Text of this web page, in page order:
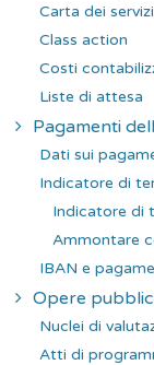
Carta dei
Class action
Costi
Liste di attesa
Pagamenti
Dati sui
Indicatore di
Indicatore di
Ammontare
IBAN e
Opere
Nuclei di
Atti di